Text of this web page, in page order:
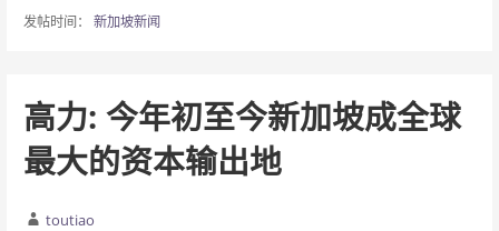
发帖时间： 新加坡新闻
高力: 今年初至今新加坡成全球
最大的资本输出地
toutiao